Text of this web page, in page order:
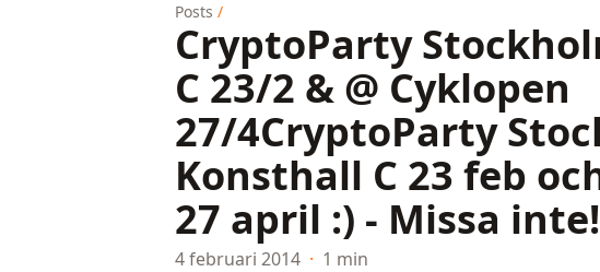
Posts /
CryptoParty
C 23/2 & @ Cyklopen
27/4CryptoParty
Konsthall C 23 feb
27 april :) - Missa inte!
4 februari 2014 · 1 min